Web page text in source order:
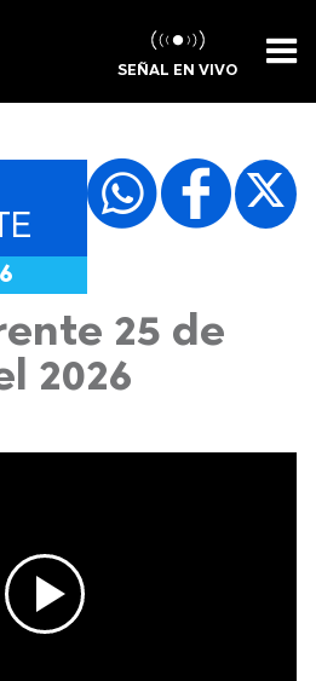
SEÑAL EN VIVO
25 de
2026